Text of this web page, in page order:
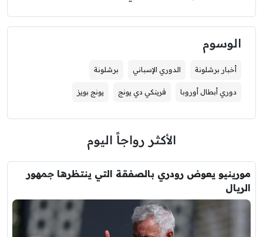
الوسوم
أخبار برشلونة الدوري الإسباني برشلونة
دوري أبطال أوروبا فرينكي دي يونج يونج بويز
الأكثر رواجاً اليوم
مورينيو يعوض رودري بالصفقة التي ينتظرها جمهور
الريال